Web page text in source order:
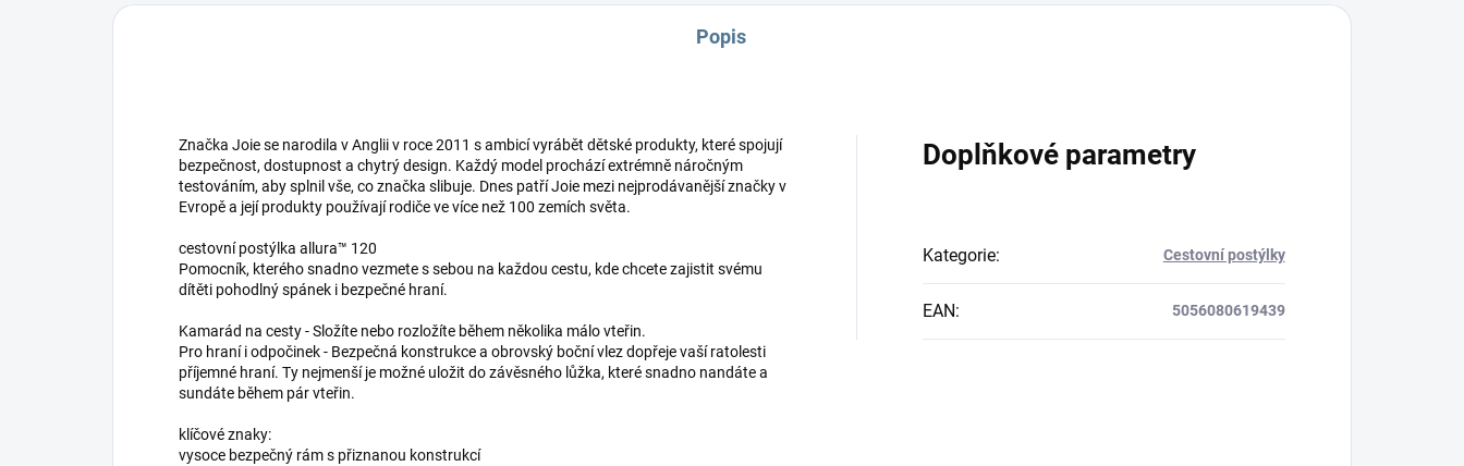
Popis
Značka Joie se narodila v Anglii v roce 2011 s ambicí vyrábět dětské produkty, které spojují
bezpečnost, dostupnost a chytrý design. Každý model prochází extrémně náročným
testováním, aby splnil vše, co značka slibuje. Dnes patří Joie mezi nejprodávanější značky v
Evropě a její produkty používají rodiče ve více než 100 zemích světa.
cestovní postýlka allura™ 120
Pomocník, kterého snadno vezmete s sebou na každou cestu, kde chcete zajistit svému
dítěti pohodlný spánek i bezpečné hraní.
Kamarád na cesty - Složíte nebo rozložíte během několika málo vteřin.
Pro hraní i odpočinek - Bezpečná konstrukce a obrovský boční vlez dopřeje vaší ratolesti
příjemné hraní. Ty nejmenší je možné uložit do závěsného lůžka, které snadno nandáte a
sundáte během pár vteřin.
klíčové znaky:
vysoce bezpečný rám s přiznanou konstrukcí
Doplňkové parametry
Kategorie: Cestovní postýlky
EAN: 5056080619439